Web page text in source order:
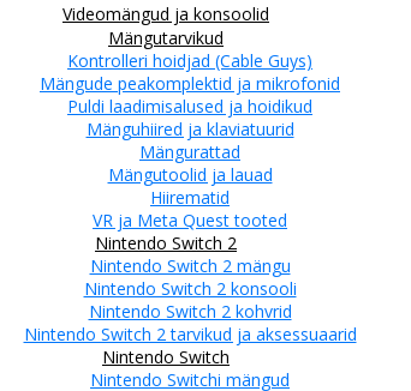
Videomängud ja konsoolid
Mängutarvikud
Kontrolleri hoidjad (Cable Guys)
Mängude peakomplektid ja mikrofonid
Puldi laadimisalused ja hoidikud
Mänguhiired ja klaviatuurid
Mängurattad
Mängutoolid ja lauad
Hiirematid
VR ja Meta Quest tooted
Nintendo Switch 2
Nintendo Switch 2 mängu
Nintendo Switch 2 konsooli
Nintendo Switch 2 kohvrid
Nintendo Switch 2 tarvikud ja aksessuaarid
Nintendo Switch
Nintendo Switchi mängud